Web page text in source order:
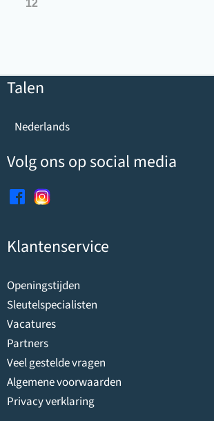
12
Talen
Nederlands
Volg ons op social media
Klantenservice
Openingstijden
Sleutelspecialisten
Vacatures
Partners
Veel gestelde vragen
Algemene voorwaarden
Privacy verklaring